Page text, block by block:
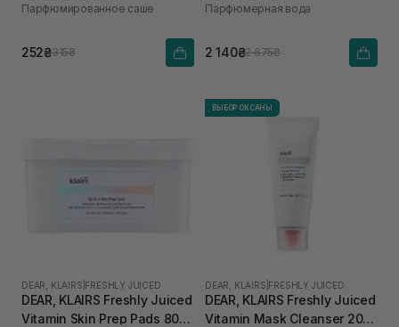
Парфюмированное саше
252₴315₴
Парфюмерная вода
2 140₴2 675₴
DEAR, KLAIRS FRESHLY JUICED
DEAR, KLAIRS Freshly Juiced
Vitamin Skin Prep Pads 80
ВЫБОР ОКСАНЫ
DEAR, KLAIRS FRESHLY JUICED
DEAR, KLAIRS Freshly Juiced
Vitamin Mask Cleanser 20